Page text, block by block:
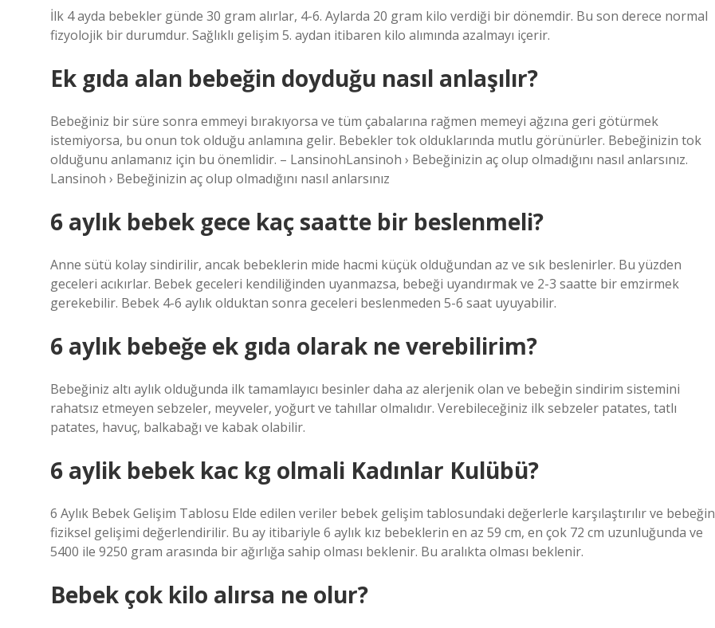
İlk 4 ayda bebekler günde 30 gram alırlar, 4-6. Aylarda 20 gram kilo verdiği bir dönemdir. Bu son derece normal
fizyolojik bir durumdur. Sağlıklı gelişim 5. aydan itibaren kilo alımında azalmayı içerir.
Ek gıda alan bebeğin doyduğu nasıl anlaşılır?
Bebeğiniz bir süre sonra emmeyi bırakıyorsa ve tüm çabalarına rağmen memeyi ağzına geri götürmek
istemiyorsa, bu onun tok olduğu anlamına gelir. Bebekler tok olduklarında mutlu görünürler. Bebeğinizin tok
olduğunu anlamanız için bu önemlidir. – LansinohLansinoh › Bebeğinizin aç olup olmadığını nasıl anlarsınız.
Lansinoh › Bebeğinizin aç olup olmadığını nasıl anlarsınız
6 aylık bebek gece kaç saatte bir beslenmeli?
Anne sütü kolay sindirilir, ancak bebeklerin mide hacmi küçük olduğundan az ve sık beslenirler. Bu yüzden
geceleri acıkırlar. Bebek geceleri kendiliğinden uyanmazsa, bebeği uyandırmak ve 2-3 saatte bir emzirmek
gerekebilir. Bebek 4-6 aylık olduktan sonra geceleri beslenmeden 5-6 saat uyuyabilir.
6 aylık bebeğe ek gıda olarak ne verebilirim?
Bebeğiniz altı aylık olduğunda ilk tamamlayıcı besinler daha az alerjenik olan ve bebeğin sindirim sistemini
rahatsız etmeyen sebzeler, meyveler, yoğurt ve tahıllar olmalıdır. Verebileceğiniz ilk sebzeler patates, tatlı
patates, havuç, balkabağı ve kabak olabilir.
6 aylik bebek kac kg olmali Kadınlar Kulübü?
6 Aylık Bebek Gelişim Tablosu Elde edilen veriler bebek gelişim tablosundaki değerlerle karşılaştırılır ve bebeğin
fiziksel gelişimi değerlendirilir. Bu ay itibariyle 6 aylık kız bebeklerin en az 59 cm, en çok 72 cm uzunluğunda ve
5400 ile 9250 gram arasında bir ağırlığa sahip olması beklenir. Bu aralıkta olması beklenir.
Bebek çok kilo alırsa ne olur?